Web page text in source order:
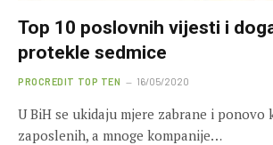
Top 10 poslovnih vijesti i
protekle sedmice
PROCREDIT TOP TEN 16/05/2020
U BiH se ukidaju mjere zabrane i ponovo
zaposlenih, a mnoge kompanije…